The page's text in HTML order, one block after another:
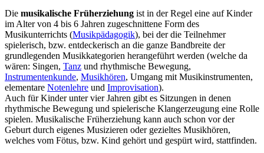
Die musikalische Früherziehung ist in der Regel eine auf Kinder
im Alter von 4 bis 6 Jahren zugeschnittene Form des
Musikunterrichts (Musikpädagogik), bei der die Teilnehmer
spielerisch, bzw. entdeckerisch an die ganze Bandbreite der
grundlegenden Musikkategorien herangeführt werden (welche da
wären: Singen, Tanz und rhythmische Bewegung,
Instrumentenkunde, Musikhören, Umgang mit Musikinstrumenten,
elementare Notenlehre und Improvisation).
Auch für Kinder unter vier Jahren gibt es Sitzungen in denen
rhythmische Bewegung und spielerische Klangerzeugung eine Rolle
spielen. Musikalische Früherziehung kann auch schon vor der
Geburt durch eigenes Musizieren oder gezieltes Musikhören,
welches vom Fötus, bzw. Kind gehört und gespürt wird, stattfinden.